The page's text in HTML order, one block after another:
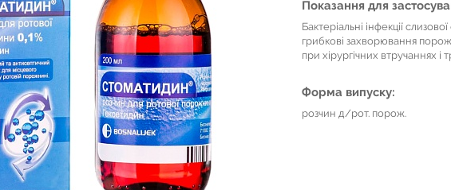
Показання для
Бактеріальні інфекції
грибкові захворювання
при хірургічних втручаннях і
Форма випуску:
розчин д/рот. порож.